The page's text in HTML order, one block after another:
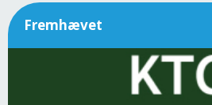
Fremhævet